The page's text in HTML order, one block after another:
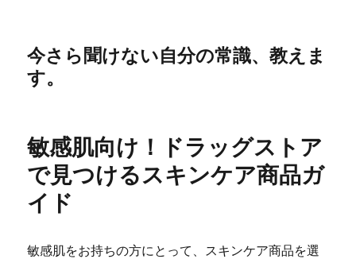
今さら聞けない自分の常識、教えま
す。
敏感肌向け！ドラッグストア
で見つけるスキンケア商品ガ
イド
敏感肌をお持ちの方にとって、スキンケア商品を選